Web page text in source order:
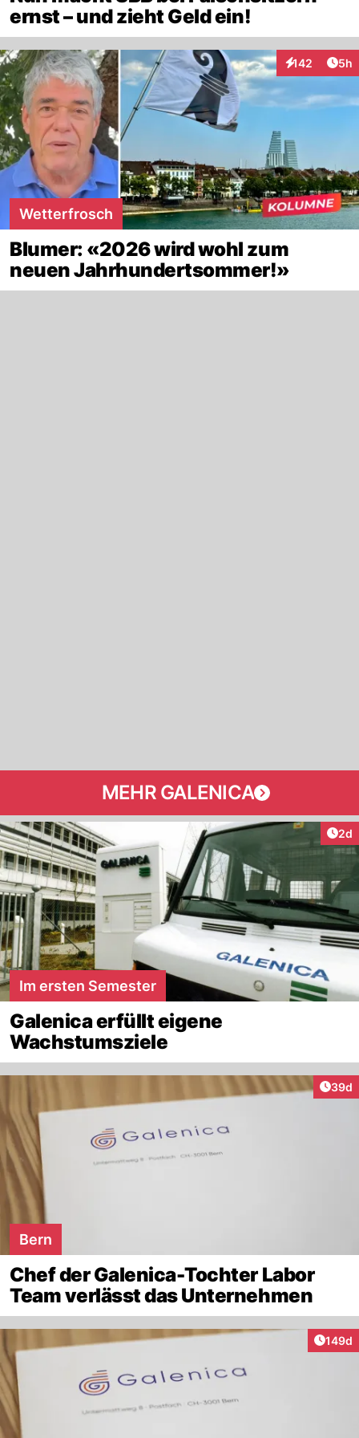
ernst – und zieht Geld ein!
142
Interaktionen
5h
Wetterfrosch
Blumer: «2026 wird wohl zum
neuen Jahrhundertsommer!»
MEHR GALENICA
2d
Im ersten Semester
Galenica erfüllt eigene
Wachstumsziele
39d
Bern
Chef der Galenica-Tochter Labor
Team verlässt das Unternehmen
149d